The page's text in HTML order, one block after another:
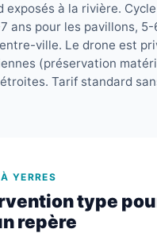
exposés à la rivière.
ans pour les pavillons, 5-
ville. Le drone est
(préservation
Tarif standard
YERRES
type
repère